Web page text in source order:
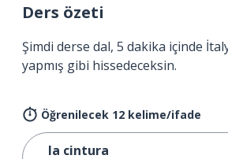
Ders özeti
Şimdi derse dal, 5 dakika içinde
yapmış gibi hissedeceksin.
Öğrenilecek 12 kelime/ifade
la cintura